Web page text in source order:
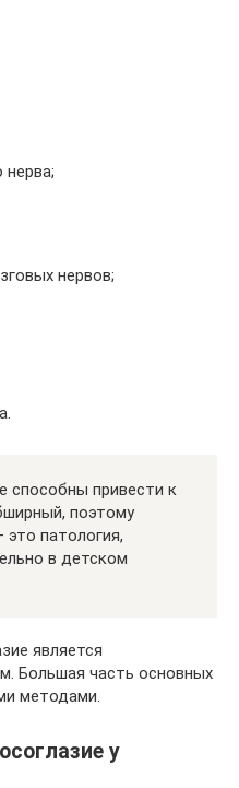
нерва;
нервов;
способны привести к
поэтому
это патология,
в детском
является
Большая часть основных
методами.
у